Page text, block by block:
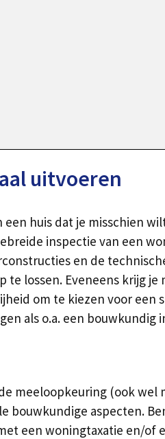
uitvoeren
huis dat je misschien
inspectie van een
en de
lossen. Eveneens krijg
om te kiezen voor een
als o.a. een
meeloopkeuring (ook wel
bouwkundige aspecten.
een woningtaxatie en/of